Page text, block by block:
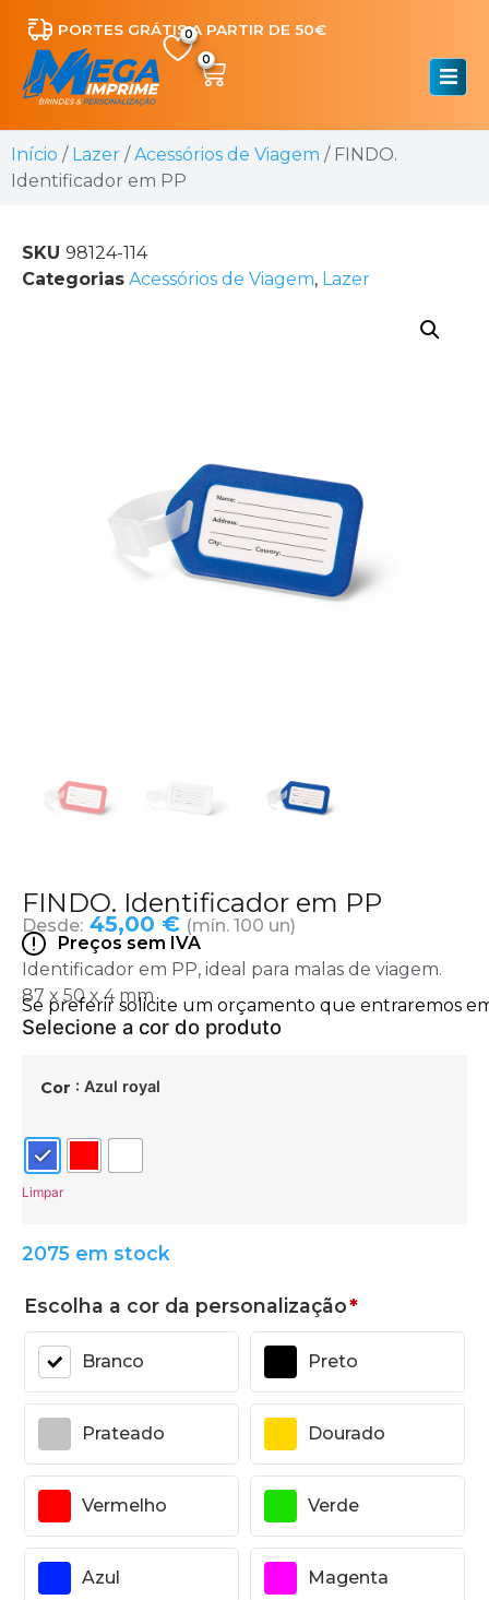
PORTES GRÁTIS A PARTIR DE 50€
0
Início / Lazer /Acessórios de Viagem / FINDO.
Identificador em PP
SKU 98124-114
Categorias Acessórios de Viagem, Lazer
FINDO. Identificador em PP
Desde: 45,00 € (mín. 100 un)
Preços sem IVA
Identificador em PP, ideal para malas de viagem.
87 x 50 x 4 mm
Cor : Azul royal
Limpar
2075 em stock
Escolha a cor da personalização*
Branco Preto
Prateado Dourado
Vermelho Verde
Azul Magenta